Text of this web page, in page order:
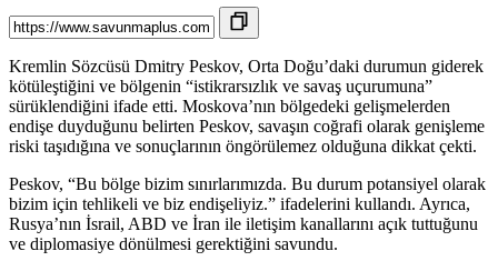
Kremlin Sözcüsü Dmitry Peskov, Orta Doğu’daki durumun giderek
kötüleştiğini ve bölgenin “istikrarsızlık ve savaş uçurumuna”
sürüklendiğini ifade etti. Moskova’nın bölgedeki gelişmelerden
endişe duyduğunu belirten Peskov, savaşın coğrafi olarak genişleme
riski taşıdığına ve sonuçlarının öngörülemez olduğuna dikkat çekti.
Peskov, “Bu bölge bizim sınırlarımızda. Bu durum potansiyel olarak
bizim için tehlikeli ve biz endişeliyiz.” ifadelerini kullandı. Ayrıca,
Rusya’nın İsrail, ABD ve İran ile iletişim kanallarını açık tuttuğunu
ve diplomasiye dönülmesi gerektiğini savundu.